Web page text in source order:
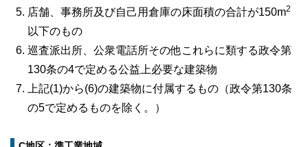
店舗、事務所及び自己用倉庫の床面積の合計が150m2
以下のもの
巡査派出所、公衆電話所その他これらに類する政令第
130条の4で定める公益上必要な建築物
上記(1)から(6)の建築物に付属するもの（政令第130条
の5で定めるものを除く。）